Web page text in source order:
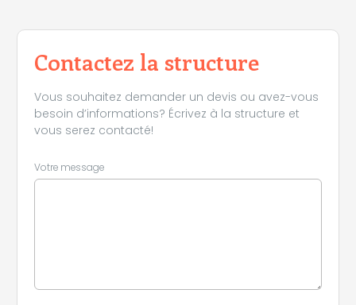
Contactez la structure
Vous souhaitez demander un devis ou avez-vous
besoin d’informations? Écrivez à la structure et
vous serez contacté!
Votre message